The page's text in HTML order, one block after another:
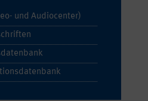
und Audiocenter)